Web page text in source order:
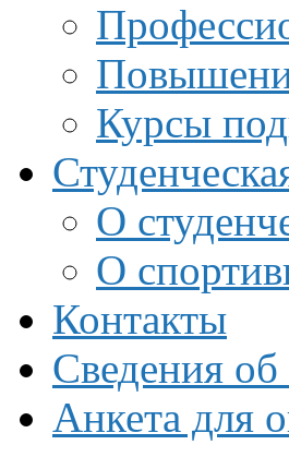
Курсы
О
О
Контакты
Сведения об
Анкета для